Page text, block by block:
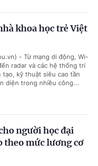
khoa học trẻ Việt
- Từ mạng di động, Wi-
radar và các hệ thống trí
tạo, kỹ thuật siêu cao tần
diện trong nhiều công...
người học đại
theo mức lương cơ